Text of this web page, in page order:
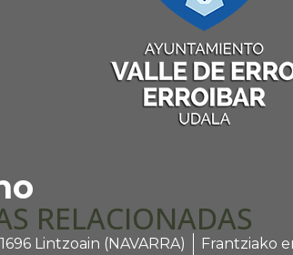
Lintzoain (NAVARRA)
Frantziako
RELACIONADAS